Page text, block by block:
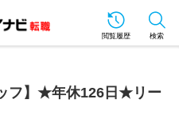
閲覧履歴 検索
フ】★年休126日★リー